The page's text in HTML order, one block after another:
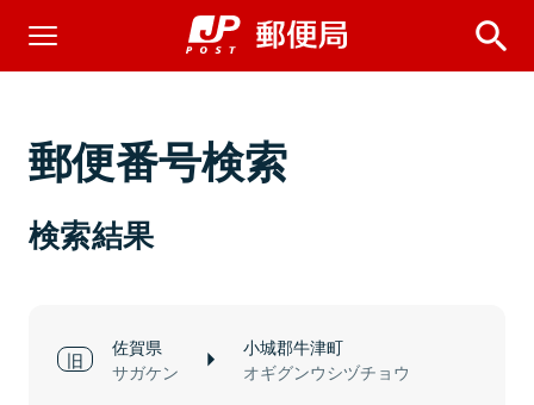
郵便番号検索
検索結果
佐賀県
サガケン
小城郡牛津町
オギグンウシヅチョウ